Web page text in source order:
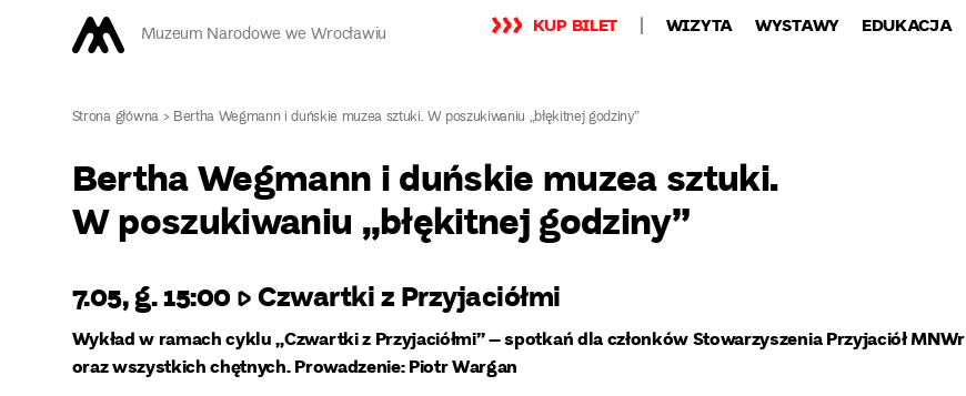
Muzeum Narodowe we Wrocławiu KUP BILET WIZYTA WYSTAWY EDUKACJA
Strona główna>Bertha Wegmann i duńskie muzea sztuki. W poszukiwaniu „błękitnej godziny”
Bertha Wegmann i duńskie muzea sztuki.
W poszukiwaniu „błękitnej godziny”
7.05, g. 15:00 ▷ Czwartki z Przyjaciółmi
Wykład w ramach cyklu „Czwartki z Przyjaciółmi” – spotkań dla członków Stowarzyszenia Przyjaciół MNWr
oraz wszystkich chętnych. Prowadzenie: Piotr Wargan